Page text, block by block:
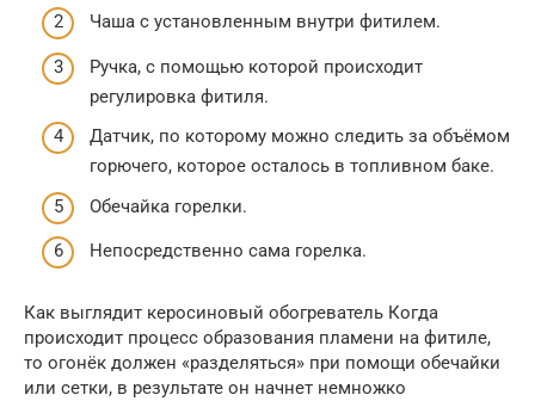
Чаша с установленным внутри фитилем.
Ручка, с помощью которой происходит
регулировка фитиля.
Датчик, по которому можно следить за объёмом
горючего, которое осталось в топливном баке.
Обечайка горелки.
Непосредственно сама горелка.
Как выглядит керосиновый обогреватель Когда
происходит процесс образования пламени на фитиле,
то огонёк должен «разделяться» при помощи обечайки
или сетки, в результате он начнет немножко